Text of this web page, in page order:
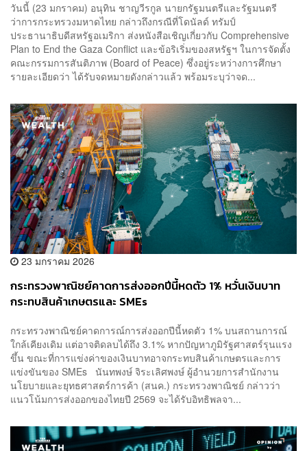
วันนี้ (23 มกราคม) อนุทิน ชาญวีรกูล นายกรัฐมนตรีและรัฐมนตรี
ว่าการกระทรวงมหาดไทย กล่าวถึงกรณีที่โดนัลด์ ทรัมป์
ประธานาธิบดีสหรัฐอเมริกา ส่งหนังสือเชิญเกี่ยวกับ Comprehensive
Plan to End the Gaza Conflict และข้อริเริ่มของสหรัฐฯ ในการจัดตั้ง
คณะกรรมการสันติภาพ (Board of Peace) ซึ่งอยู่ระหว่างการศึกษา
รายละเอียดว่า ได้รับจดหมายดังกล่าวแล้ว พร้อมระบุว่าจด...
23 มกราคม 2026
กระทรวงพาณิชย์คาดการส่งออกปีนี้หดตัว 1% หวั่นเงินบาท
กระทบสินค้าเกษตรและ SMEs
กระทรวงพาณิชย์คาดการณ์การส่งออกปีนี้หดตัว 1% บนสถานการณ์
ใกล้เคียงเดิม แต่อาจติดลบได้ถึง 3.1% หากปัญหาภูมิรัฐศาสตร์รุนแรง
ขึ้น ขณะที่การแข่งค่าของเงินบาทอาจกระทบสินค้าเกษตรและการ
แข่งขันของ SMEs นันทพงษ์ จิระเลิศพงษ์ ผู้อำนวยการสำนักงาน
นโยบายและยุทธศาสตร์การค้า (สนค.) กระทรวงพาณิชย์ กล่าวว่า
แนวโน้มการส่งออกของไทยปี 2569 จะได้รับอิทธิพลจา...